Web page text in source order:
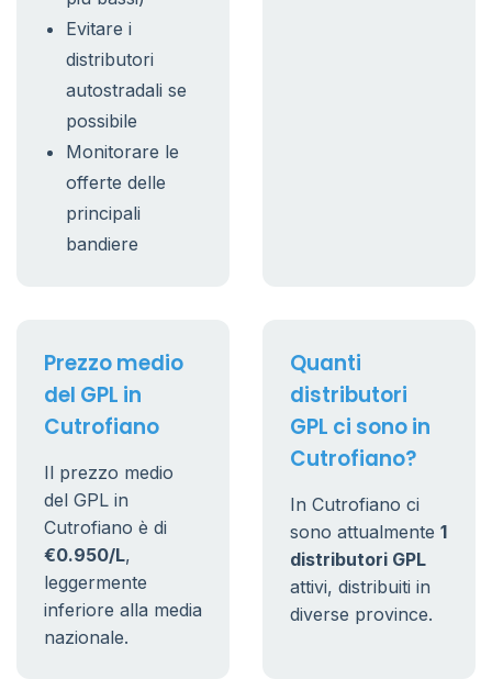
Evitare i
distributori
autostradali se
possibile
Monitorare le
offerte delle
principali
bandiere
Prezzo medio
del GPL in
Cutrofiano
Il prezzo medio
del GPL in
Cutrofiano è di
€0.950/L,
leggermente
inferiore alla media
nazionale.
Quanti
distributori
GPL ci sono in
Cutrofiano?
In Cutrofiano ci
sono attualmente 1
distributori GPL
attivi, distribuiti in
diverse province.